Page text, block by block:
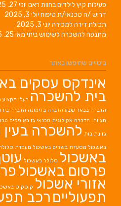
פעילות קיץ לילדים בחוות ראם יולי 27, 2025
דרוש /ה טכנאי/ת טיפוח יולי 3, 2025
תכולת דירה למכירה יוני 3, 2025
מתנפח להשכרה לשימוש ביתי מאי 25, 2025
ביטויים שחיפשו באתר
אינדקס עסקים
בית להשכרה בעלי מקצוע
הדברה בבאר שבע הדברה בדימונה הדברה
תגיות: הדברה אקולוגית טכנאי גז באופקים
גז נתיבות להשכרה
באשכול מסעדת בשרים באשכול מעבדת
באשכול סלולר באשכול
פרסום באשכול
אזורי אשכול קוסקוס
תפעוליים רכב